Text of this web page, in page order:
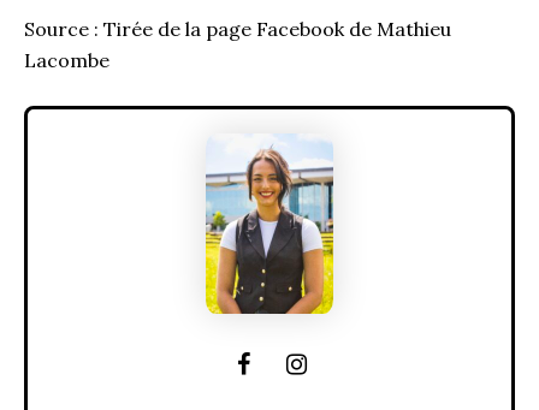
Source : Tirée de la page Facebook de Mathieu
Lacombe